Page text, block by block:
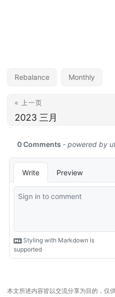
Rebalance Monthly
« 上一页
2023 三月
本文所述内容皆以交流分享为目的，仅